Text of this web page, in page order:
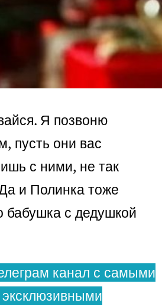
Я позвоню
пусть они вас
с ними, не так
и Полинка тоже
бабушка с дедушкой
канал с самыми